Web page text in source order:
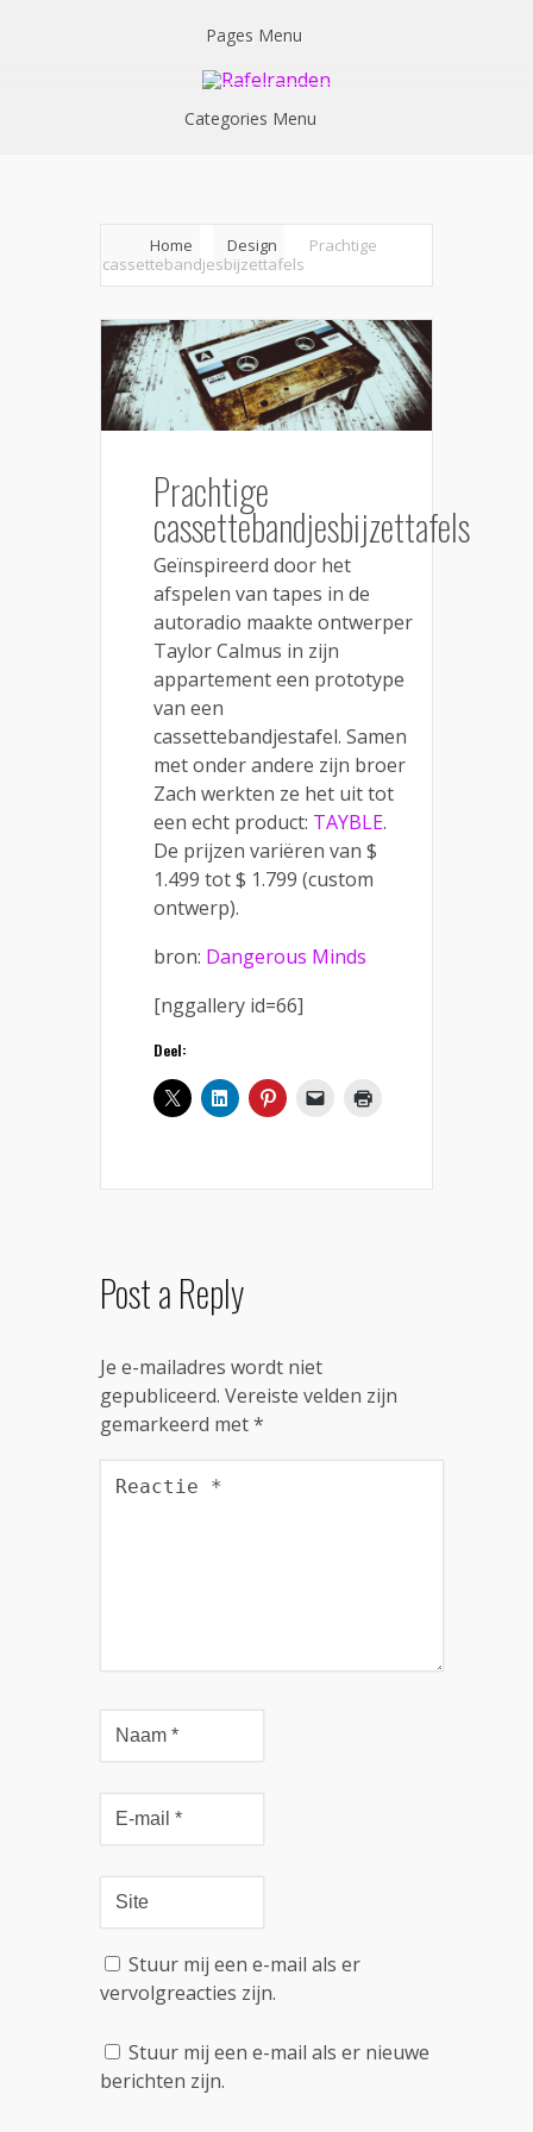
Pages Menu
Categories Menu
Home Design
Prachtige
cassettebandjesbijzettafels
Prachtige
cassettebandjesbijzettafels
Geïnspireerd door het
afspelen van tapes in de
autoradio maakte ontwerper
Taylor Calmus in zijn
appartement een prototype
van een
cassettebandjestafel. Samen
met onder andere zijn broer
Zach werkten ze het uit tot
een echt product: TAYBLE.
De prijzen variëren van $
1.499 tot $ 1.799 (custom
ontwerp).
bron: Dangerous Minds
[nggallery id=66]
Deel:
Post a Reply
Je e-mailadres wordt niet
gepubliceerd. Vereiste velden zijn
gemarkeerd met*
Stuur mij een e-mail als er
vervolgreacties zijn.
Stuur mij een e-mail als er nieuwe
berichten zijn.